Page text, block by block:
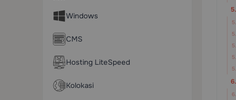
Windows
CMS
Hosting LiteSpeed
Kolokasi